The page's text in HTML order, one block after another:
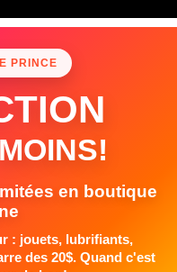
PRINCE
en boutique
: jouets, lubrifiants,
des 20$. Quand c'est